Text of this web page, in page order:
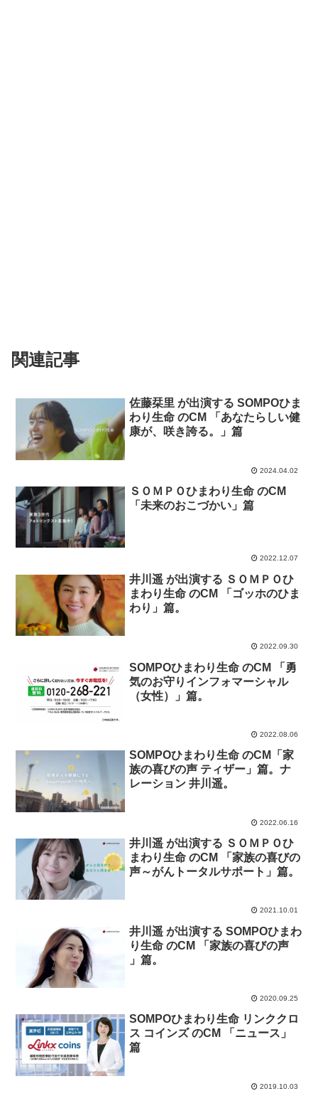
関連記事
佐藤栞里 が出演する SOMPOひま
わり生命 のCM 「あなたらしい健
康が、咲き誇る。」篇
2024.04.02
ＳＯＭＰＯひまわり生命 のCM
「未来のおこづかい」篇
2022.12.07
井川遥 が出演する ＳＯＭＰＯひ
まわり生命 のCM 「ゴッホのひま
わり」篇。
2022.09.30
SOMPOひまわり生命 のCM 「勇
気のお守りインフォマーシャル
（女性）」篇。
2022.08.06
SOMPOひまわり生命 のCM「家
族の喜びの声 ティザー」篇。ナ
レーション 井川遥。
2022.06.16
井川遥 が出演する ＳＯＭＰＯひ
まわり生命 のCM 「家族の喜びの
声～がんトータルサポート」篇。
2021.10.01
井川遥 が出演する SOMPOひまわ
り生命 のCM 「家族の喜びの声
」篇。
2020.09.25
SOMPOひまわり生命 リンククロ
ス コインズ のCM 「ニュース」
篇
2019.10.03